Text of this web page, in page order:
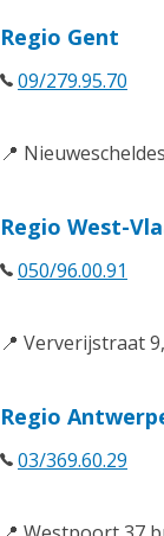
Regio Gent
09/279.95.70
📍
Regio West-
050/96.00.91
📍 Ververijstraat
Regio
03/369.60.29